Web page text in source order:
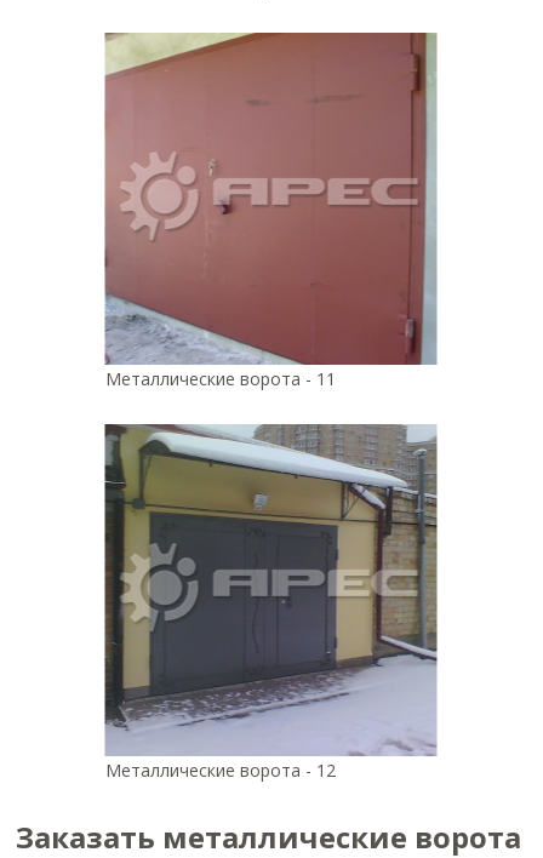
Металлические ворота - 11
Металлические ворота - 12
Заказать металлические ворота